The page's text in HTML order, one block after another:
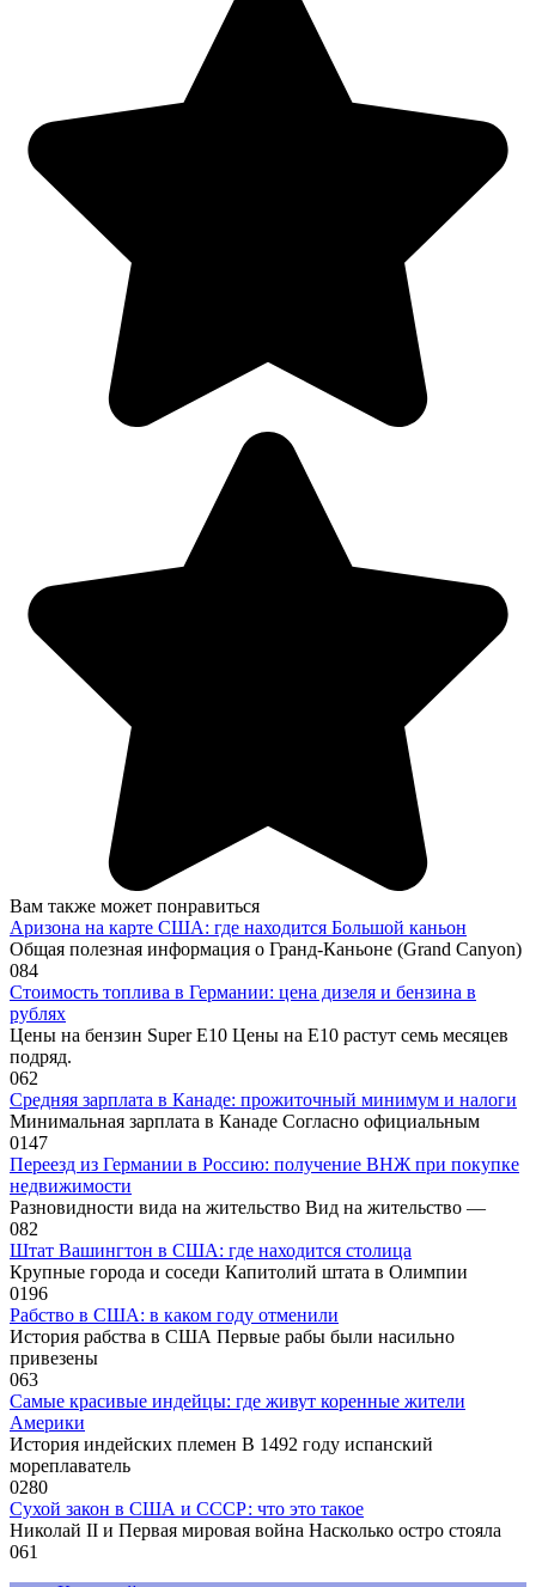
Вам также может понравиться
Аризона на карте США: где находится Большой каньон
Общая полезная информация о Гранд-Каньоне (Grand Canyon)
084
Стоимость топлива в Германии: цена дизеля и бензина в
рублях
Цены на бензин Super E10 Цены на E10 растут семь месяцев
подряд.
062
Средняя зарплата в Канаде: прожиточный минимум и налоги
Минимальная зарплата в Канаде Согласно официальным
0147
Переезд из Германии в Россию: получение ВНЖ при покупке
недвижимости
Разновидности вида на жительство Вид на жительство —
082
Штат Вашингтон в США: где находится столица
Крупные города и соседи Капитолий штата в Олимпии
0196
Рабство в США: в каком году отменили
История рабства в США Первые рабы были насильно
привезены
063
Самые красивые индейцы: где живут коренные жители
Америки
История индейских племен В 1492 году испанский
мореплаватель
0280
Сухой закон в США и СССР: что это такое
Николай II и Первая мировая война Насколько остро стояла
061